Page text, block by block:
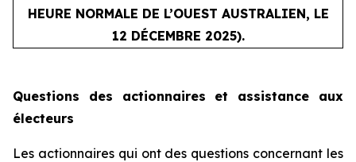
HEURE NORMALE DE L’OUEST AUSTRALIEN, LE
12 DÉCEMBRE 2025).
Questions des actionnaires et assistance aux
électeurs
Les actionnaires qui ont des questions concernant les